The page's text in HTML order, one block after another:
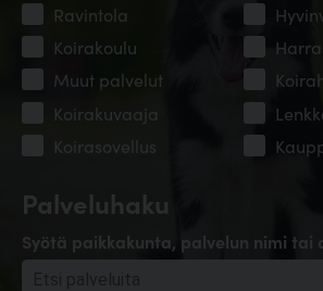
Palveluhaku
Syötä paikkakunta, palvelun nimi tai
Ravintola
Koirakoulu
Muut palvelut
Koirakuvaaja
Koirasovellus